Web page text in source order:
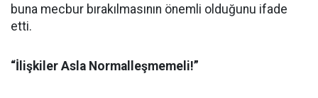
buna mecbur bırakılmasının önemli olduğunu ifade
etti.
“İlişkiler Asla Normalleşmemeli!”